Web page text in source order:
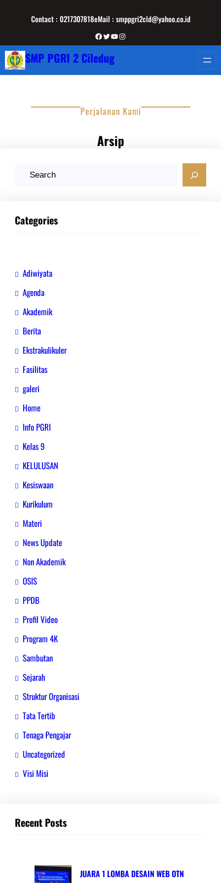
Contact : 0217307818eMail : smppgri2cld@yahoo.co.id
Facebook
Twitter
YouTubeInstagram
SMP PGRI 2 Ciledug
Perjalanan Kami
Arsip
Categories
Adiwiyata
Agenda
Akademik
Berita
Ekstrakulikuler
Fasilitas
galeri
Home
Info PGRI
Kelas 9
KELULUSAN
Kesiswaan
Kurikulum
Materi
News Update
Non Akademik
OSIS
PPDB
Profil Video
Program 4K
Sambutan
Sejarah
Struktur Organisasi
Tata Tertib
Tenaga Pengajar
Uncategorized
Visi Misi
Recent Posts
JUARA 1 LOMBA DESAIN WEB OTN